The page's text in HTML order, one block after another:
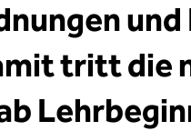
tritt die